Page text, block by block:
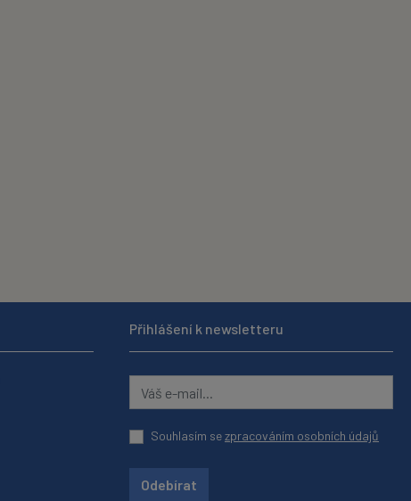
Přihlášení k newsletteru
Souhlasím sezpracováním osobních údajů
Odebírat